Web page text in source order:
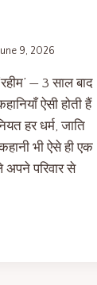
9, 2026
— 3 साल बाद
ऐसी होती हैं
हर धर्म, जाति
भी ऐसे ही एक
अपने परिवार से